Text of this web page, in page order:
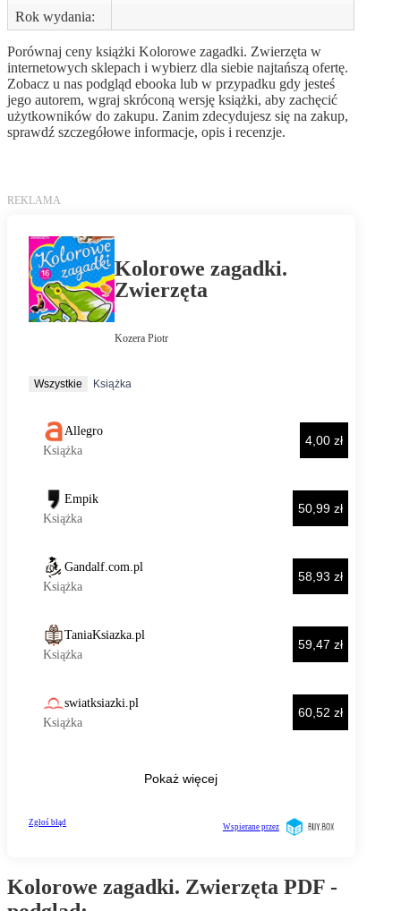
Rok wydania:
Porównaj ceny książki Kolorowe zagadki. Zwierzęta w
internetowych sklepach i wybierz dla siebie najtańszą ofertę.
Zobacz u nas podgląd ebooka lub w przypadku gdy jesteś
jego autorem, wgraj skróconą wersję książki, aby zachęcić
użytkowników do zakupu. Zanim zdecydujesz się na zakup,
sprawdź szczegółowe informacje, opis i recenzje.
Kolorowe zagadki. Zwierzęta PDF -